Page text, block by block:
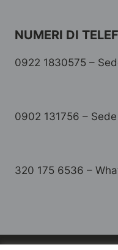
NUMERI DI
0922 1830575 –
0902 131756 –
320 175 6536 –